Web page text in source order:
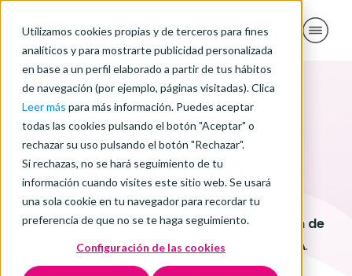
Utilizamos cookies propias y de terceros para fines
analíticos y para mostrarte publicidad personalizada
en base a un perfil elaborado a partir de tus hábitos
de navegación (por ejemplo, páginas visitadas). Clica
Leer más para más información. Puedes aceptar
todas las cookies pulsando el botón "Aceptar" o
rechazar su uso pulsando el botón "Rechazar".
Si rechazas, no se hará seguimiento de tu
información cuando visites este sitio web. Se usará
una sola cookie en tu navegador para recordar tu
preferencia de que no se te haga seguimiento.
Configuración de las cookies
Blog CTAIMA
Toda la actualidad enCoordinación de
Actividades Empresarialesy enPrevención de
Riesgos Laboralesde la mano de CTAIMA.